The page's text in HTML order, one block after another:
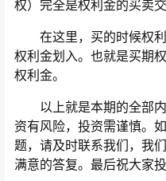
权）完全是权利金的买卖交
在这里，买的时候权利
权利金划入。也就是买期
权利金。
以上就是本期的全部内
资有风险，投资需谨慎。
题，请及时联系我们，我
满意的答复。最后祝大家